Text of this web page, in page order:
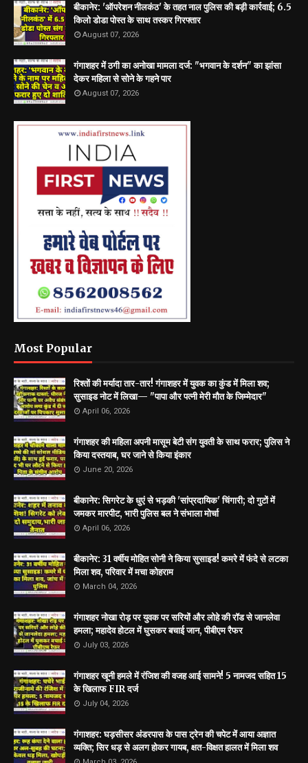
बीकानेर: 'ऑपरेशन नीलकंठ' के तहत नाल पुलिस की बड़ी कार्रवाई; 6.5
किलो डोडा पोस्त के साथ तस्कर गिरफ्तार
August 07, 2026
गंगाशहर में ठगी का अनोखा मामला दर्ज: "भगवान के दर्शन" का झांसा
देकर महिला से सोने के गहने पार
August 07, 2026
Most Popular
रिश्तों की मर्यादा तार-तार! गंगाशहर में युवक का कुंड में मिला शव;
सुसाइड नोट में लिखा— "पापा और पत्नी मेरी मौत के जिम्मेदार"
April 06, 2026
गंगाशहर की महिला अपनी मासूम बेटी संग युवती के साथ फरार; पुलिस ने
किया दस्तयाब, घर जाने से किया इंकार
June 20, 2026
बीकानेर: सिगरेट के धुएं से भड़की 'सांप्रदायिक' चिंगारी; दो गुटों में
जमकर मारपीट, भारी पुलिस बल ने संभाला मोर्चा
April 06, 2026
बीकानेर: 31 वर्षीय मोहित सोनी ने किया सुसाइड! कमरे में फंदे से लटका
मिला शव, परिवार में मचा कोहराम
March 04, 2026
गंगाशहर नोखा रोड़ पर युवक पर सरियों और लोहे की रॉड से जानलेवा
हमला; महादेव होटल में घुसकर बचाई जान, पीबीएम रैफर
July 03, 2026
गंगाशहर खूनी हमले में रंजिश की वजह आई सामने! 5 नामजद सहित 15
के खिलाफ FIR दर्ज
July 04, 2026
गंगाशहर: घड़सीसर अंडरपास के पास ट्रेन की चपेट में आया अज्ञात
व्यक्ति; सिर धड़ से अलग होकर गायब, क्षत-विक्षत हालत में मिला शव